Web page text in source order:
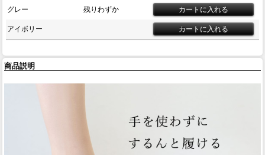
グレー 残りわずか
アイボリー
商品説明